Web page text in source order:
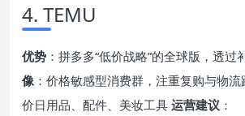
4. TEMU
优势 ：拼多多“低价战略”的全球版，透过
像：价格敏感型消费群，注重复购与物流
价日用品、配件、美妆工具 运营建议 ：